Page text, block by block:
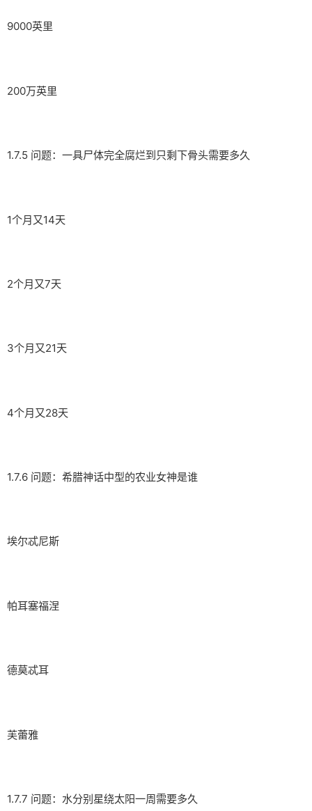
9000英里
200万英里
1.7.5 问题：一具尸体完全腐烂到只剩下骨头需要多久
1个月又14天
2个月又7天
3个月又21天
4个月又28天
1.7.6 问题：希腊神话中型的农业女神是谁
埃尔忒尼斯
帕耳塞福涅
德莫忒耳
芙蕾雅
1.7.7 问题：水分别星绕太阳一周需要多久